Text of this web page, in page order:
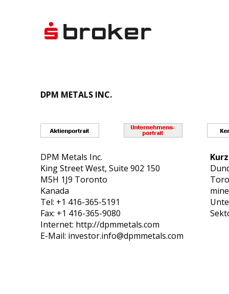
DPM METALS INC.
DPM Metals Inc.
King Street West, Suite 902 150
M5H 1J9 Toronto
Kanada
Tel: +1 416-365-5191
Fax: +1 416-365-9080
Internet: http://dpmmetals.com
E-Mail: investor.info@dpmmetals.com